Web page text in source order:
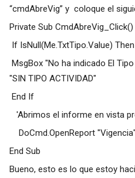
“cmdAbreVig” y coloque el
Private Sub CmdAbreVig_Click()
If IsNull(Me.TxtTipo.Value) Then
MsgBox "No ha indicado El
"SIN TIPO ACTIVIDAD"
End If
'Abrimos el informe en vista
DoCmd.OpenReport
End Sub
Bueno, esto es lo que estoy